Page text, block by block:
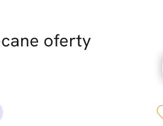
oferty